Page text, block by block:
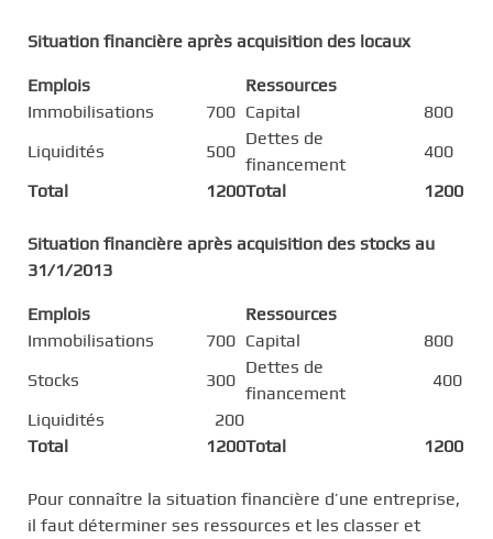
Situation financière après acquisition des locaux
Emplois
Ressources
Immobilisations
700 Capital
800
Liquidités
500
Dettes de
financement
400
Total
1200Total 1200
Situation financière après acquisition des stocks au
31/1/2013
Emplois
Ressources
Immobilisations
700 Capital
800
Stocks
300
Dettes de
financement
400
Liquidités
200
Total
1200Total 1200
Pour connaître la situation financière d’une entreprise,
il faut déterminer ses ressources et les classer et